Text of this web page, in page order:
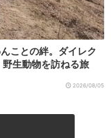
ことの絆。ダイレク
野生動物を訪ねる旅
2026/08/05